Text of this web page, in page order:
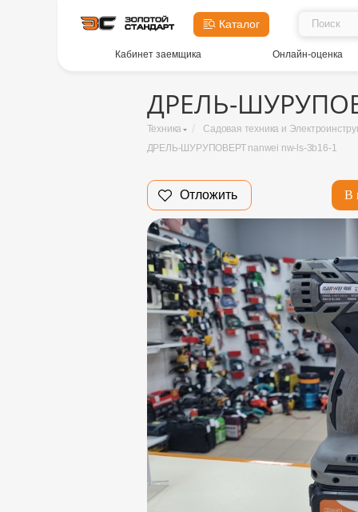
Каталог
Кабинет заемщика Онлайн-оценка
ДРЕЛЬ-
Техника / Садовая техника и
ДРЕЛЬ-ШУРУПОВЕРТ nanwei nw-ls-3b16-1
Отложить В